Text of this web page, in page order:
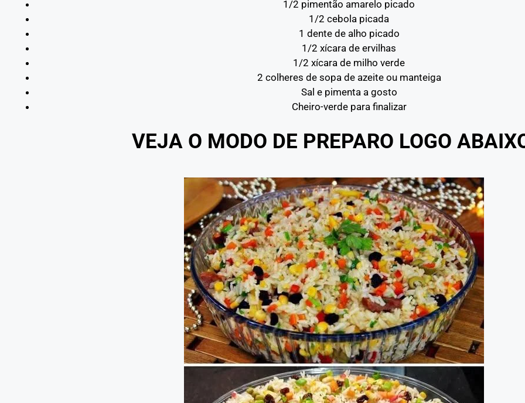
1/2 pimentão amarelo picado
1/2 cebola picada
1 dente de alho picado
1/2 xícara de ervilhas
1/2 xícara de milho verde
2 colheres de sopa de azeite ou manteiga
Sal e pimenta a gosto
Cheiro-verde para finalizar
VEJA O MODO DE PREPARO LOGO